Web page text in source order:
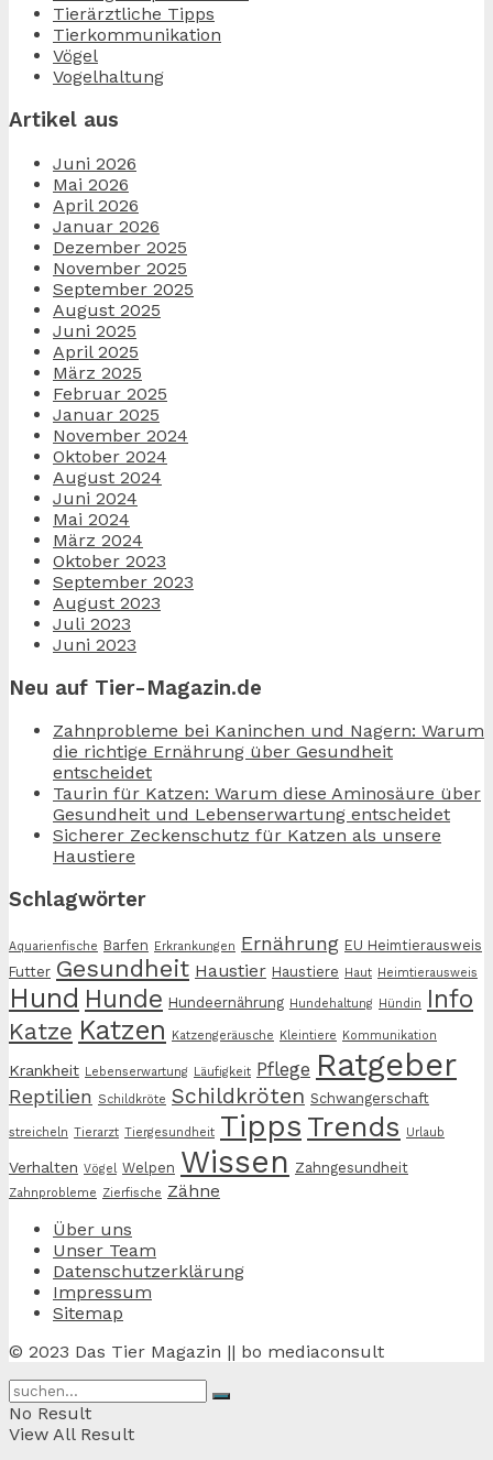
Tierärztliche Tipps
Tierkommunikation
Vögel
Vogelhaltung
Artikel aus
Juni 2026
Mai 2026
April 2026
Januar 2026
Dezember 2025
November 2025
September 2025
August 2025
Juni 2025
April 2025
März 2025
Februar 2025
Januar 2025
November 2024
Oktober 2024
August 2024
Juni 2024
Mai 2024
März 2024
Oktober 2023
September 2023
August 2023
Juli 2023
Juni 2023
Neu auf Tier-Magazin.de
Zahnprobleme bei Kaninchen und Nagern: Warum
die richtige Ernährung über Gesundheit
entscheidet
Taurin für Katzen: Warum diese Aminosäure über
Gesundheit und Lebenserwartung entscheidet
Sicherer Zeckenschutz für Katzen als unsere
Haustiere
Schlagwörter
Aquarienfische Barfen Erkrankungen Ernährung EU Heimtierausweis
Futter Gesundheit Haustier Haustiere Haut Heimtierausweis
Hund Hunde Hundeernährung Hundehaltung Hündin Info
Katze Katzen Katzengeräusche Kleintiere Kommunikation
Krankheit Lebenserwartung Läufigkeit Pflege Ratgeber
Reptilien Schildkröte Schildkröten Schwangerschaft
streicheln Tierarzt Tiergesundheit Tipps Trends Urlaub
Verhalten Vögel Welpen Wissen Zahngesundheit
Zahnprobleme Zierfische Zähne
Über uns
Unser Team
Datenschutzerklärung
Impressum
Sitemap
© 2023 Das Tier Magazin || bo mediaconsult
No Result
View All Result